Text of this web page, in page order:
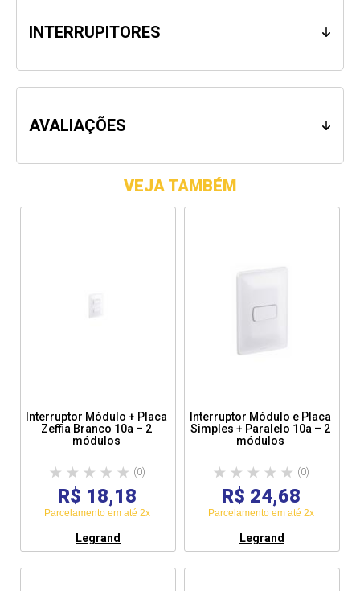
Atenção: Antes de iniciar a instalação do produto desligue
INTERRUPITORES
AVALIAÇÕES
VEJA TAMBÉM
Interruptor Módulo + Placa
Zeffia Branco 10a – 2
módulos
(0)
R$ 18,18
Parcelamento em até 2x
Legrand
Interruptor Módulo e Placa
Simples + Paralelo 10a – 2
módulos
(0)
R$ 24,68
Parcelamento em até 2x
Legrand